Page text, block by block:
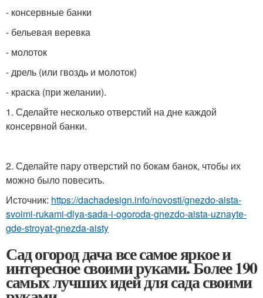
- консервные банки
- бельевая веревка
- молоток
- дрель (или гвоздь и молоток)
- краска (при желании).
1. Сделайте несколько отверстий на дне каждой
консервной банки.
2. Сделайте пару отверстий по бокам банок, чтобы их
можно было повесить.
Источник: https://dachadesign.info/novosti/gnezdo-aista-
svoimi-rukami-dlya-sada-i-ogoroda-gnezdo-aista-uznayte-
gde-stroyat-gnezda-aisty
Сад огород дача все самое яркое и
интересное своими руками. Более 190
самых лучших идей для сада своими